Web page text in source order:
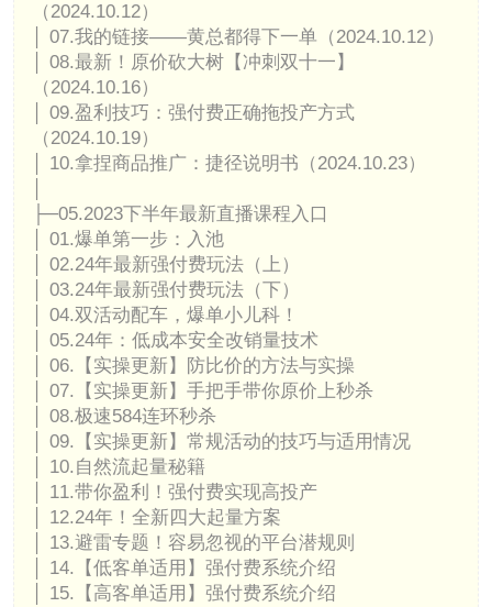
（2024.10.12）
│ 07.我的链接——黄总都得下一单（2024.10.12）
│ 08.最新！原价砍大树【冲刺双十一】
（2024.10.16）
│ 09.盈利技巧：强付费正确拖投产方式
（2024.10.19）
│ 10.拿捏商品推广：捷径说明书（2024.10.23）
├─05.2023下半年最新直播课程入口
│ 01.爆单第一步：入池
│ 02.24年最新强付费玩法（上）
│ 03.24年最新强付费玩法（下）
│ 04.双活动配车，爆单小儿科！
│ 05.24年：低成本安全改销量技术
│ 06.【实操更新】防比价的方法与实操
│ 07.【实操更新】手把手带你原价上秒杀
│ 08.极速584连环秒杀
│ 09.【实操更新】常规活动的技巧与适用情况
│ 10.自然流起量秘籍
│ 11.带你盈利！强付费实现高投产
│ 12.24年！全新四大起量方案
│ 13.避雷专题！容易忽视的平台潜规则
│ 14.【低客单适用】强付费系统介绍
│ 15.【高客单适用】强付费系统介绍